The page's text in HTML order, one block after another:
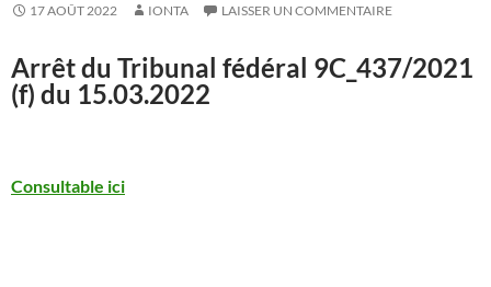
17 AOÛT 2022 IONTA LAISSER UN COMMENTAIRE
Arrêt du Tribunal fédéral 9C_437/2021
(f) du 15.03.2022
Consultable ici